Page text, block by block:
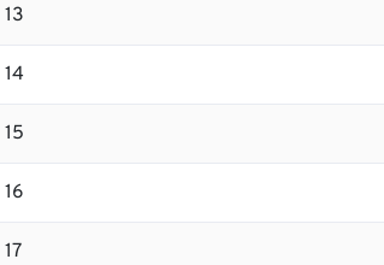
13
14
15
16
17